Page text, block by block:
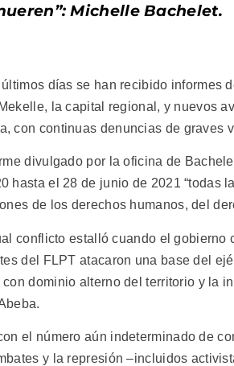
Michelle Bachelet.
días se han recibido informes
la capital regional, y nuevos
con continuas denuncias de graves
divulgado por la oficina de
hasta el 28 de junio de 2021 “todas
de los derechos humanos, del
conflicto estalló cuando el
del FLPT atacaron una base del
con dominio alterno del territorio y la
el número aún indeterminado de
y la represión –incluidos